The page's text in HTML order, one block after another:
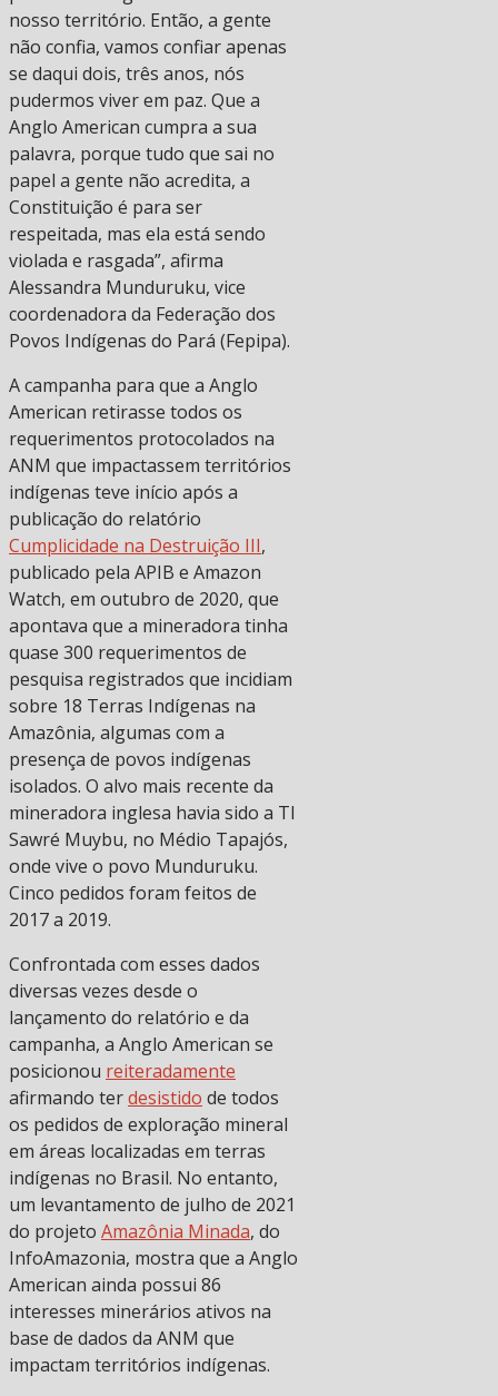
nosso território. Então, a gente
não confia, vamos confiar apenas
se daqui dois, três anos, nós
pudermos viver em paz. Que a
Anglo American cumpra a sua
palavra, porque tudo que sai no
papel a gente não acredita, a
Constituição é para ser
respeitada, mas ela está sendo
violada e rasgada”, afirma
Alessandra Munduruku, vice
coordenadora da Federação dos
Povos Indígenas do Pará (Fepipa).
A campanha para que a Anglo
American retirasse todos os
requerimentos protocolados na
ANM que impactassem territórios
indígenas teve início após a
publicação do relatório
Cumplicidade na Destruição III,
publicado pela APIB e Amazon
Watch, em outubro de 2020, que
apontava que a mineradora tinha
quase 300 requerimentos de
pesquisa registrados que incidiam
sobre 18 Terras Indígenas na
Amazônia, algumas com a
presença de povos indígenas
isolados. O alvo mais recente da
mineradora inglesa havia sido a TI
Sawré Muybu, no Médio Tapajós,
onde vive o povo Munduruku.
Cinco pedidos foram feitos de
2017 a 2019.
Confrontada com esses dados
diversas vezes desde o
lançamento do relatório e da
campanha, a Anglo American se
posicionou reiteradamente
afirmando terdesistido de todos
os pedidos de exploração mineral
em áreas localizadas em terras
indígenas no Brasil. No entanto,
um levantamento de julho de 2021
do projeto Amazônia Minada, do
InfoAmazonia, mostra que a Anglo
American ainda possui 86
interesses minerários ativos na
base de dados da ANM que
impactam territórios indígenas.